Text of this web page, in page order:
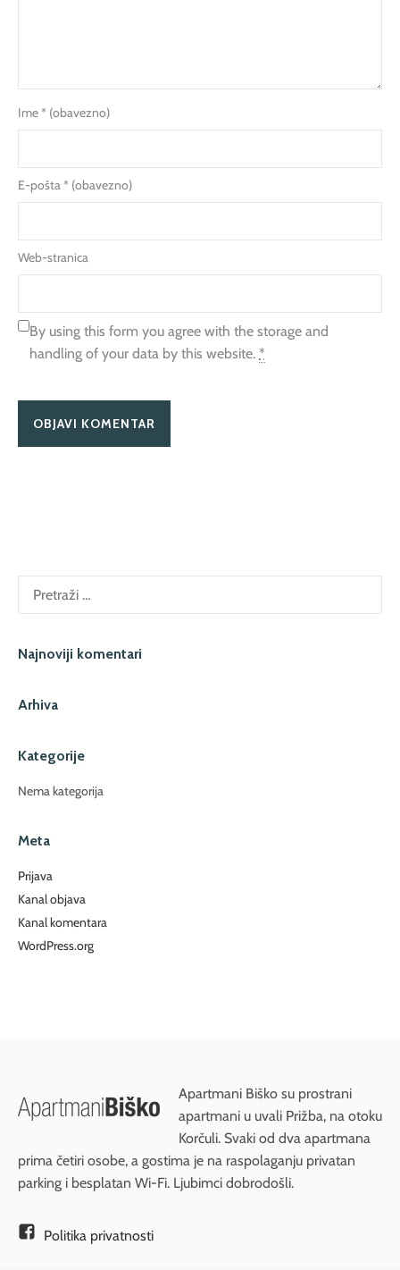
Ime* (obavezno)
E-pošta* (obavezno)
Web-stranica
By using this form you agree with the storage and
handling of your data by this website. *
Najnoviji komentari
Arhiva
Kategorije
Nema kategorija
Meta
Prijava
Kanal objava
Kanal komentara
WordPress.org
Apartmani Biško su prostrani
apartmani u uvali Prižba, na otoku
Korčuli. Svaki od dva apartmana
prima četiri osobe, a gostima je na raspolaganju privatan
parking i besplatan Wi-Fi. Ljubimci dobrodošli.
Politika privatnosti